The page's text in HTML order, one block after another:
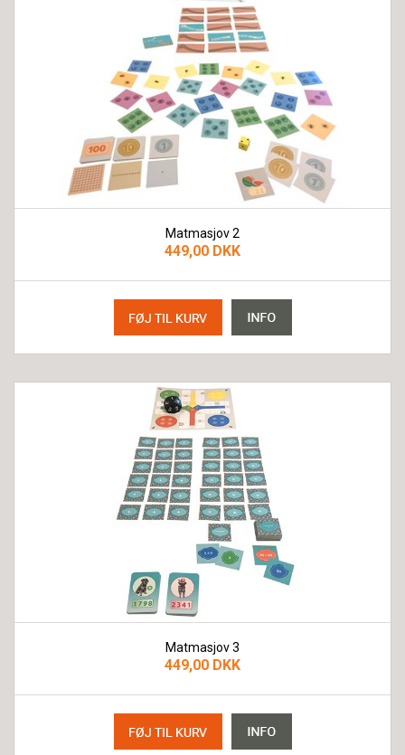
Matmasjov 2
449,00 DKK
Matmasjov 3
449,00 DKK